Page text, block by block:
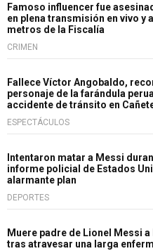
Famoso influencer fue
en plena transmisión en vivo y
metros de la Fiscalía
CRIMEN
Fallece Víctor Angobaldo,
personaje de la farándula
accidente de tránsito en
ESPECTÁCULOS
Intentaron matar a Messi
informe policial de Estados
alarmante plan
DEPORTES
Muere padre de Lionel Messi a
tras atravesar una larga